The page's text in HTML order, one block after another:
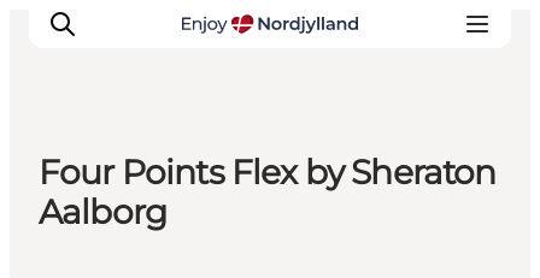
Erlebnisse
Reiseplanung
Four Points Flex by Sheraton
Aalborg